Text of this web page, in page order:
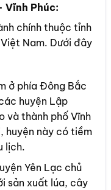
Vĩnh Phúc:
chính thuộc tỉnh
Nam. Dưới đây
ở phía Đông Bắc
huyện Lập
và thành phố Vĩnh
huyện này có tiềm
lịch.
Yên Lạc chủ
sản xuất lúa, cây